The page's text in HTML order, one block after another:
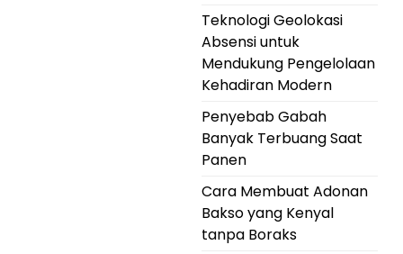
Teknologi Geolokasi
Absensi untuk
Mendukung Pengelolaan
Kehadiran Modern
Penyebab Gabah
Banyak Terbuang Saat
Panen
Cara Membuat Adonan
Bakso yang Kenyal
tanpa Boraks